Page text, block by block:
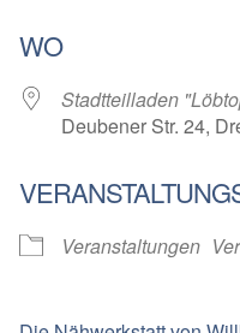
WO
Stadtteilladen
Deubener Str. 24,
Veranstaltungen